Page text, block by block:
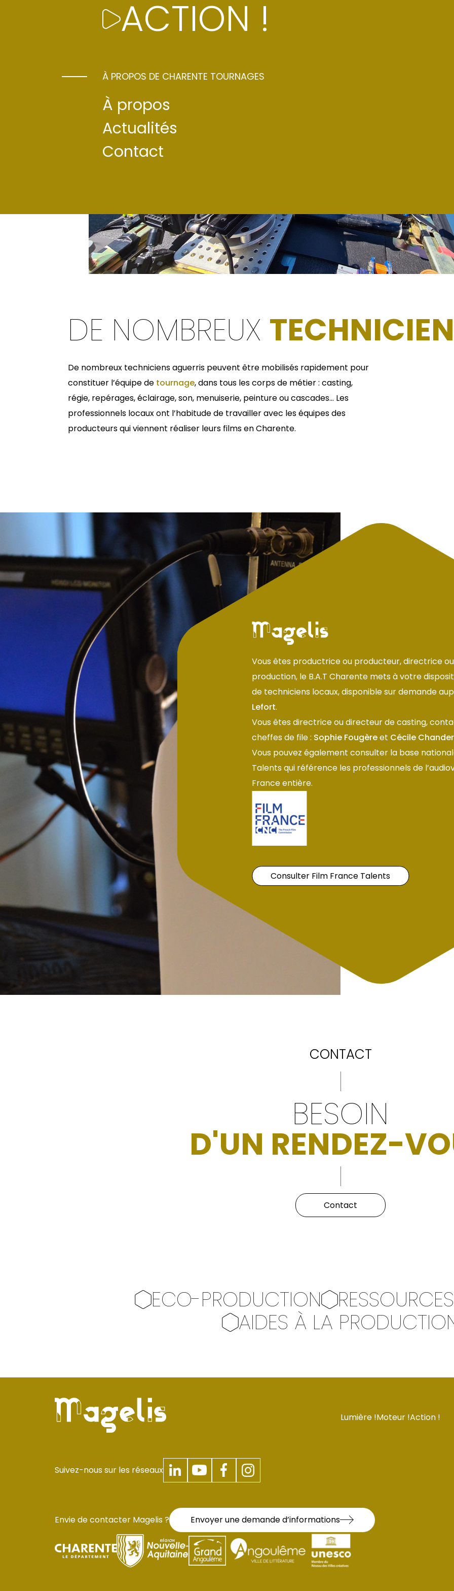
ACTION !
À PROPOS DE CHARENTE TOURNAGES
À propos
Actualités
Contact
DE NOMBREUX
De nombreux techniciens aguerris peuvent être mobilisés rapidement pour
constituer l’équipe de tournage, dans tous les corps de métier : casting,
régie, repérages, éclairage, son, menuiserie, peinture ou cascades… Les
professionnels locaux ont l’habitude de travailler avec les équipes des
producteurs qui viennent réaliser leurs films en Charente.
Vous êtes productrice ou producteur, directrice
production, le B.A.T Charente mets à votre
de techniciens locaux, disponible sur demande
Lefort.
Vous êtes directrice ou directeur de casting,
cheffes de file : Sophie Fougèreet Cécile
Vous pouvez également consulter la base
Talents qui référence les professionnels de
France entière.
Consulter Film France Talents
CONTACT
BESOIN
D'UN RENDEZ-
Contact
ECO-PRODUCTION
RESSOURCES
AIDES À LA
Lumière !Moteur !Action !
Suivez-nous sur les réseaux
Envie de contacter Magelis ? Envoyer une demande d’informations